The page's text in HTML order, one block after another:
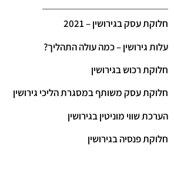
חלוקת עסק בגירושין – 2021
עלות גירושין – כמה עולה התהליך?
חלוקת רכוש בגירושין
חלוקת עסק משותף במסגרת הליכי גירושין
הערכת שווי מוניטין בגירושין
חלוקת פנסיה בגירושין